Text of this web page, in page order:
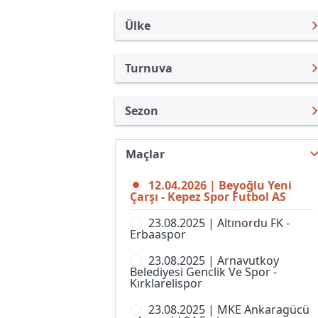
Ülke
Turkiye
Türkiye
Uluslararası
Uluslararası Kulüpler
İngiltere
İspanya
Almanya Amatör
Fransa
Turnuva
A2 Ligi
U21 Ligi
3. Lig, Grup 1
3. Lig, Grup 2
3. Lig
3. Lig
Sezon
2. Lig 26/27
2. Lig 24/25
2. Lig 23/24
2. Lig 22/23
2. Lig 21/22
2. Lig 20/21
Maçlar
12.04.2026 | Beyoğlu Yeni
Çarşı - Kepez Spor Futbol AS
23.08.2025 | Altınordu FK -
Erbaaspor
23.08.2025 | Arnavutkoy
Belediyesi Genclik Ve Spor -
Kırklarelispor
23.08.2025 | MKE Ankaragücü